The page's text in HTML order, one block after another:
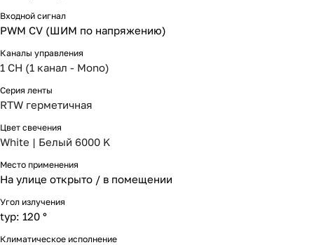
Входной сигнал
PWM СV (ШИМ по напряжению)
Каналы управления
1 CH (1 канал - Mono)
Серия ленты
RTW герметичная
Цвет свечения
White | Белый 6000 K
Место применения
На улице открыто / в помещении
Угол излучения
typ: 120 °
Климатическое исполнение